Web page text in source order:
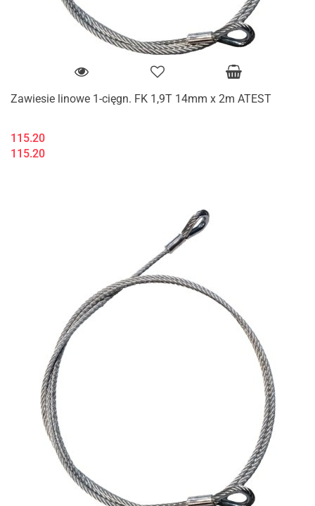
Zawiesie linowe 1-cięgn. FK 1,9T 14mm x 2m ATEST
115.20
115.20